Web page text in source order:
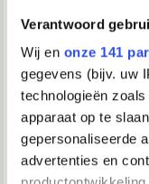
Verantwoord
Wij en onze 141
gegevens (bijv. uw
technologieën
apparaat op te
gepersonaliseerde
advertenties en
Dus, ook daarom
grotere kans op
AIDS.
mee oneens.
Dat 'openhalen'
Maargoed,
oordeel ik dan amar